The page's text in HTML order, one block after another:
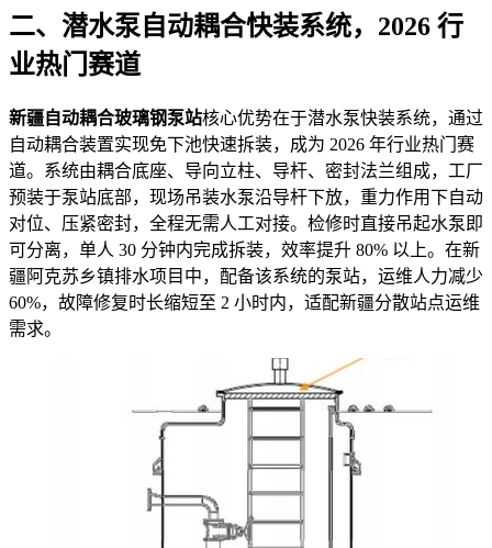
二、潜水泵自动耦合快装系统，2026 行
业热门赛道
新疆自动耦合玻璃钢泵站核心优势在于潜水泵快装系统，通过
自动耦合装置实现免下池快速拆装，成为 2026 年行业热门赛
道。系统由耦合底座、导向立柱、导杆、密封法兰组成，工厂
预装于泵站底部，现场吊装水泵沿导杆下放，重力作用下自动
对位、压紧密封，全程无需人工对接。检修时直接吊起水泵即
可分离，单人 30 分钟内完成拆装，效率提升 80% 以上。在新
疆阿克苏乡镇排水项目中，配备该系统的泵站，运维人力减少
60%，故障修复时长缩短至 2 小时内，适配新疆分散站点运维
需求。